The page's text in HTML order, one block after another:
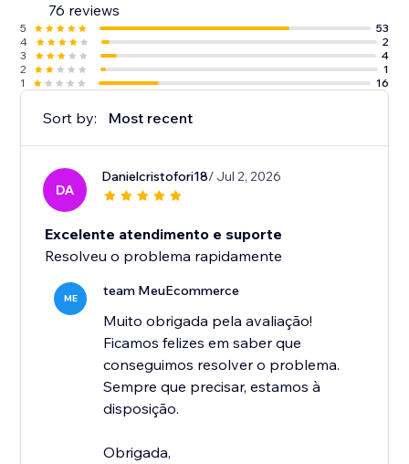
76 reviews
5
53
4
2
3
4
2
1
1
16
Sort by: Most recent
DA
Danielcristofori18/ Jul 2, 2026
Excelente atendimento e suporte
Resolveu o problema rapidamente
ME team MeuEcommerce
Muito obrigada pela avaliação!
Ficamos felizes em saber que
conseguimos resolver o problema.
Sempre que precisar, estamos à
disposição.
Obrigada,